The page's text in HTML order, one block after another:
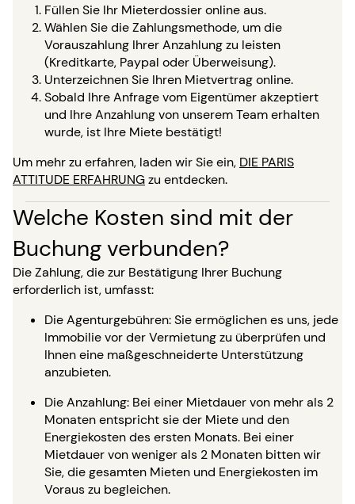
Füllen Sie Ihr Mieterdossier online aus.
Wählen Sie die Zahlungsmethode, um die
Vorauszahlung Ihrer Anzahlung zu leisten
(Kreditkarte, Paypal oder Überweisung).
Unterzeichnen Sie Ihren Mietvertrag online.
Sobald Ihre Anfrage vom Eigentümer akzeptiert
und Ihre Anzahlung von unserem Team erhalten
wurde, ist Ihre Miete bestätigt!
Um mehr zu erfahren, laden wir Sie ein, DIE PARIS
ATTITUDE ERFAHRUNGzu entdecken.
Welche Kosten sind mit der
Buchung verbunden?
Die Zahlung, die zur Bestätigung Ihrer Buchung
erforderlich ist, umfasst:
Die Agenturgebühren: Sie ermöglichen es uns, jede
Immobilie vor der Vermietung zu überprüfen und
Ihnen eine maßgeschneiderte Unterstützung
anzubieten.
Die Anzahlung: Bei einer Mietdauer von mehr als 2
Monaten entspricht sie der Miete und den
Energiekosten des ersten Monats. Bei einer
Mietdauer von weniger als 2 Monaten bitten wir
Sie, die gesamten Mieten und Energiekosten im
Voraus zu begleichen.